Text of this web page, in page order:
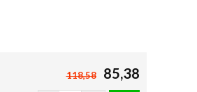
118,58 85,38